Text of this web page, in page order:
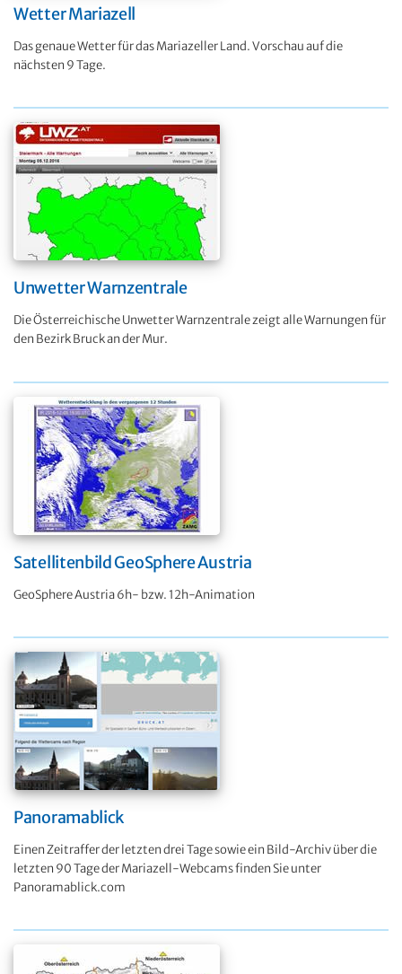
Wetter Mariazell
Das genaue Wetter für das Mariazeller Land. Vorschau auf die
nächsten 9 Tage.
Unwetter Warnzentrale
Die Österreichische Unwetter Warnzentrale zeigt alle Warnungen für
den Bezirk Bruck an der Mur.
Satellitenbild GeoSphere Austria
GeoSphere Austria 6h- bzw. 12h-Animation
Panoramablick
Einen Zeitraffer der letzten drei Tage sowie ein Bild-Archiv über die
letzten 90 Tage der Mariazell-Webcams finden Sie unter
Panoramablick.com